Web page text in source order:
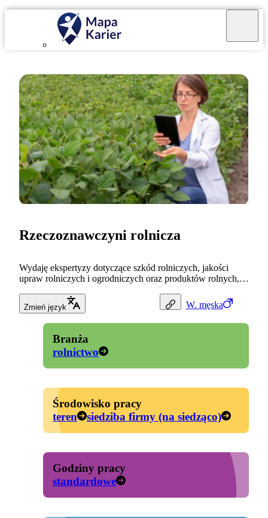
W. męska
Rzeczoznawczyni rolnicza
Wydaję ekspertyzy dotyczące szkód rolniczych, jakości
upraw rolniczych i ogrodniczych oraz produktów rolnych,…
Zmień język
Branża
rolnictwo
Środowisko pracy
teren
siedziba firmy (na siedząco)
Godziny pracy
standardowe